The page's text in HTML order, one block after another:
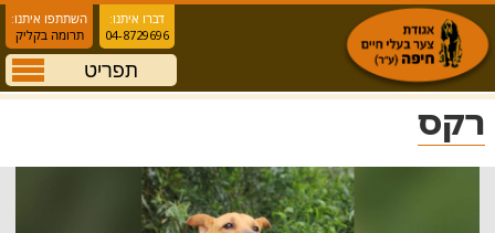
תפריט
דברו איתנו:
04-8729696
השתתפו איתנו:
תרומה בקליק
רקס